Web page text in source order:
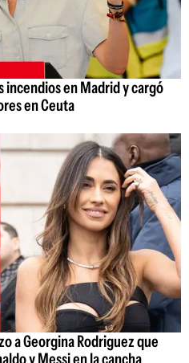
incendios en Madrid y cargó
en Ceuta
a Georgina Rodriguez que
y Messi en la cancha